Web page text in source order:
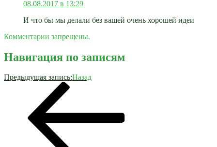
08.08.2017 в 13:29
И что бы мы делали без вашей очень хорошей идеи
Комментарии запрещены.
Навигация по записям
Предыдущая запись:Назад